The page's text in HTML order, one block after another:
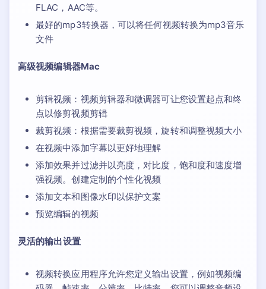
FLAC，AAC等。
最好的mp3转换器，可以将任何视频转换为mp3音乐
文件
高级视频编辑器Mac
剪辑视频：视频剪辑器和微调器可让您设置起点和终
点以修剪视频剪辑
裁剪视频：根据需要裁剪视频，旋转和调整视频大小
在视频中添加字幕以更好地理解
添加效果并过滤并以亮度，对比度，饱和度和速度增
强视频。创建定制的个性化视频
添加文本和图像水印以保护文案
预览编辑的视频
灵活的输出设置
视频转换应用程序允许您定义输出设置，例如视频编